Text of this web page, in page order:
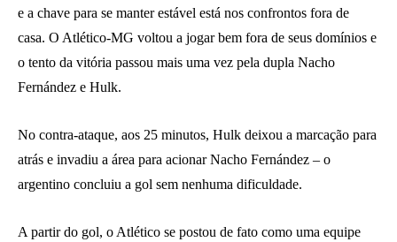
e a chave para se manter estável está nos confrontos fora de
casa. O Atlético-MG voltou a jogar bem fora de seus domínios e
o tento da vitória passou mais uma vez pela dupla Nacho
Fernández e Hulk.
No contra-ataque, aos 25 minutos, Hulk deixou a marcação para
atrás e invadiu a área para acionar Nacho Fernández – o
argentino concluiu a gol sem nenhuma dificuldade.
A partir do gol, o Atlético se postou de fato como uma equipe